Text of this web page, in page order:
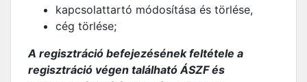
kapcsolattartó módosítása és törlése,
cég törlése;
A regisztráció befejezésének feltétele a
regisztráció végen található ÁSZF és